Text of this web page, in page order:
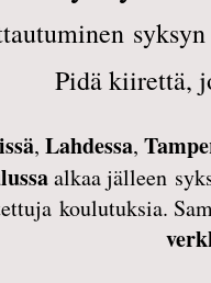
Pidä kiirettä,
, Lahdessa,
alkaa jälleen
koulutuksia.